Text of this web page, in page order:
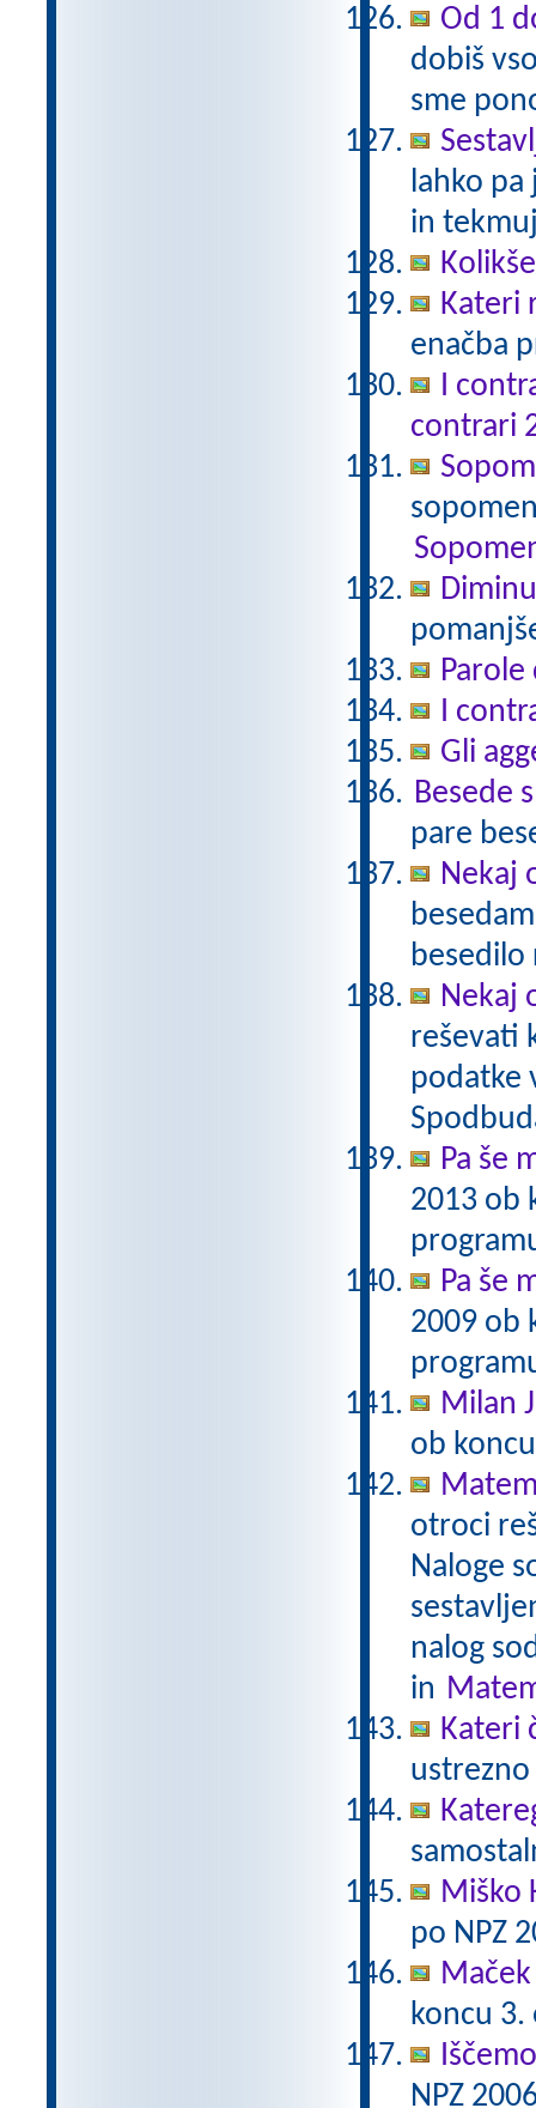
Od 1
dobiš
sme
lahko
in
Kateri
enačba
I
contrari
Parole
I
Gli
Besede
pare
Nekaj
besedilo
Nekaj
reševati
podatke
Pa še
2013 ob
Pa še
2009 ob
Milan
ob
otroci
Naloge
nalog
in
Kateri
Miško
po NPZ
koncu
NPZ